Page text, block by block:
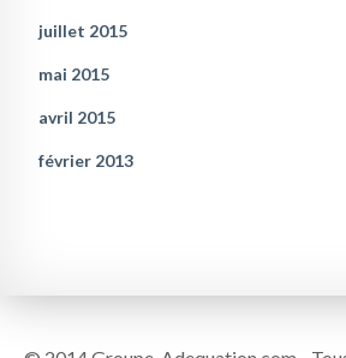
juillet 2015
mai 2015
avril 2015
février 2013